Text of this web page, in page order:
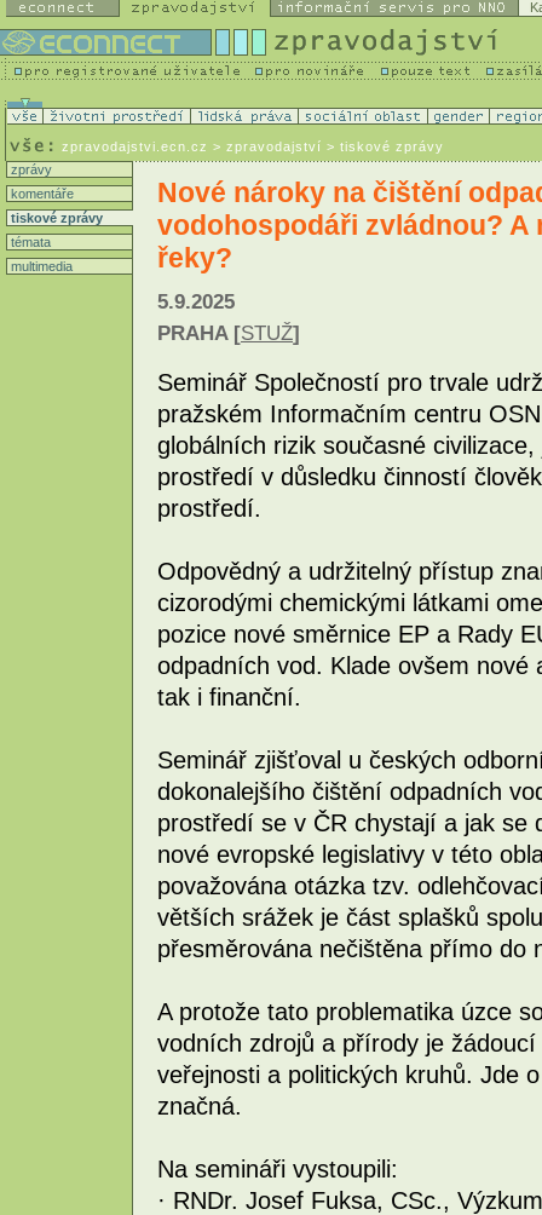
zpravodajstvi.ecn.cz > zpravodajství > tiskové zprávy
zprávy
komentáře
tiskové zprávy
témata
multimedia
Nové nároky na čištění
vodohospodáři zvládnou? A
řeky?
5.9.2025
PRAHA [STUŽ]
Seminář Společností pro trvale
pražském Informačním centru
globálních rizik současné
prostředí v důsledku činností
prostředí.
Odpovědný a udržitelný přístup
cizorodými chemickými látkami
pozice nové směrnice EP a Rady
odpadních vod. Klade ovšem nové
tak i finanční.
Seminář zjišťoval u českých
dokonalejšího čištění odpadních
prostředí se v ČR chystají a jak se
nové evropské legislativy v této
považována otázka tzv.
větších srážek je část splašků
přesměrována nečištěna přímo do
A protože tato problematika úzce
vodních zdrojů a přírody je
veřejnosti a politických kruhů. Jde
značná.
Na semináři vystoupili:
· RNDr. Josef Fuksa, CSc.,